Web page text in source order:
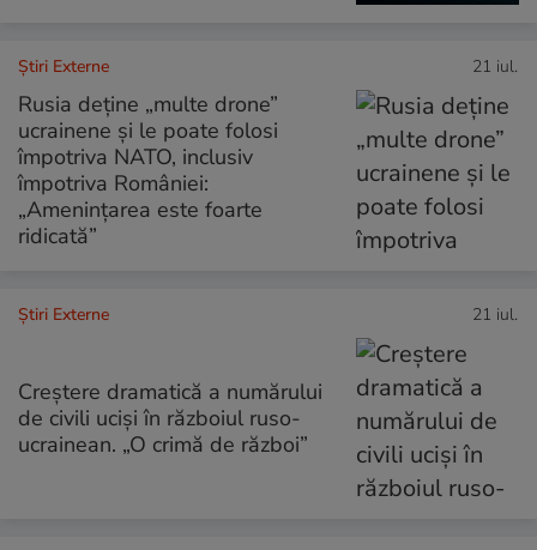
Știri Externe 21 iul.
Rusia deține „multe drone”
ucrainene și le poate folosi
împotriva NATO, inclusiv
împotriva României:
„Amenințarea este foarte
ridicată”
Știri Externe 21 iul.
Creștere dramatică a numărului
de civili uciși în războiul ruso-
ucrainean. „O crimă de război”